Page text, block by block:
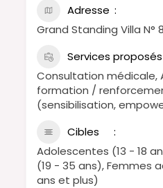
Adresse
Grand Standing Villa N°
Services proposés
Consultation médicale,
formation /
(sensibilisation,
Cibles
Adolescentes (13 - 18
(19 - 35 ans), Femmes
ans et plus)